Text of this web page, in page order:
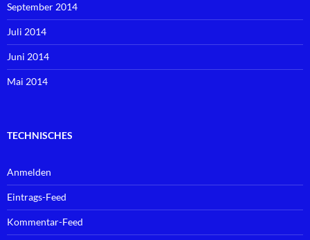
September 2014
Juli 2014
Juni 2014
Mai 2014
TECHNISCHES
Anmelden
Eintrags-Feed
Kommentar-Feed